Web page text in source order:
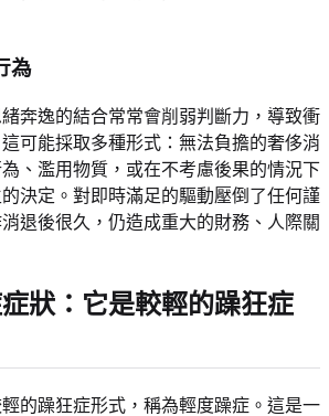
為
奔逸的結合常常會削弱判斷力，導致衝
可能採取多種形式：無法負擔的奢侈消
、濫用物質，或在不考慮後果的情況下
決定。對即時滿足的驅動壓倒了任何謹
退後很久，仍造成重大的財務、人際關
狀：它是較輕的躁狂症
的躁狂症形式，稱為輕度躁症。這是一